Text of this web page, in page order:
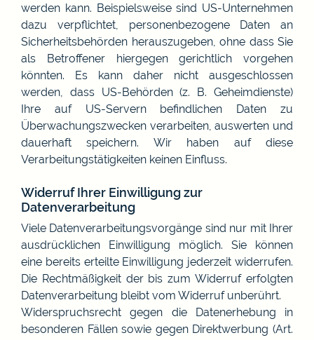
werden kann. Beispielsweise sind US-Unternehmen
dazu verpflichtet, personenbezogene Daten an
Sicherheitsbehörden herauszugeben, ohne dass Sie
als Betroffener hiergegen gerichtlich vorgehen
könnten. Es kann daher nicht ausgeschlossen
werden, dass US-Behörden (z. B. Geheimdienste)
Ihre auf US-Servern befindlichen Daten zu
Überwachungszwecken verarbeiten, auswerten und
dauerhaft speichern. Wir haben auf diese
Verarbeitungstätigkeiten keinen Einfluss.
Widerruf Ihrer Einwilligung zur
Datenverarbeitung
Viele Datenverarbeitungsvorgänge sind nur mit Ihrer
ausdrücklichen Einwilligung möglich. Sie können
eine bereits erteilte Einwilligung jederzeit widerrufen.
Die Rechtmäßigkeit der bis zum Widerruf erfolgten
Datenverarbeitung bleibt vom Widerruf unberührt.
Widerspruchsrecht gegen die Datenerhebung in
besonderen Fällen sowie gegen Direktwerbung (Art.